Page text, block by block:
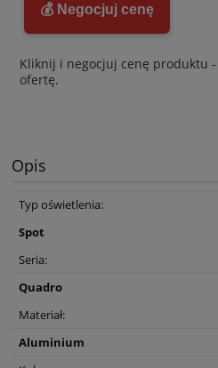
💰 Negocjuj cenę
Kliknij i negocjuj cenę produktu
ofertę.
Opis
Typ oświetlenia:
Spot
Seria:
Quadro
Materiał:
Aluminium